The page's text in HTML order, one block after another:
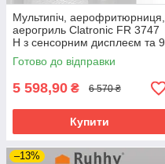
Мультипіч, аерофритюрниця,
аерогриль Clatronic FR 3747
H з сенсорним дисплеєм та 9
програмами
Готово до відправки
5 598,90 ₴ 6 570 ₴
Купити
–13%